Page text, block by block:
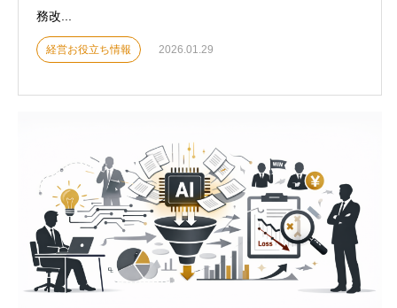
務改...
経営お役立ち情報 2026.01.29